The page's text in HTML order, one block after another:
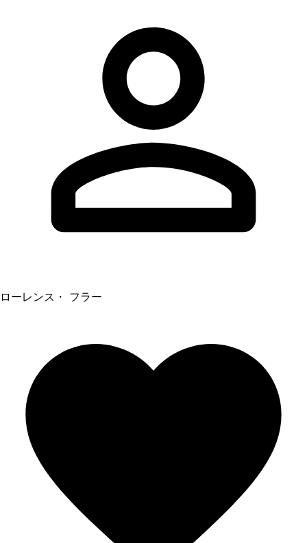
ローレンス・ フラー